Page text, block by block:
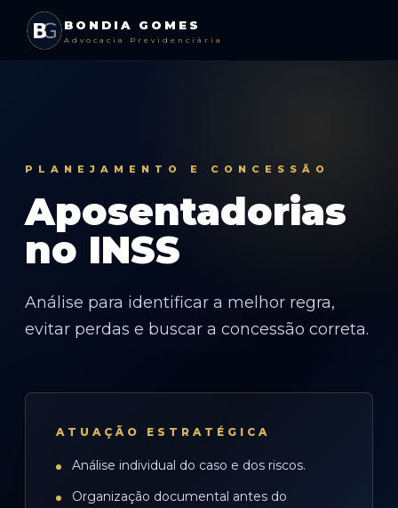
BONDIA GOMES
Advocacia Previdenciária
PLANEJAMENTO E CONCESSÃO
Aposentadorias
no INSS
Análise para identificar a melhor regra,
evitar perdas e buscar a concessão correta.
ATUAÇÃO ESTRATÉGICA
Análise individual do caso e dos riscos.
Organização documental antes do